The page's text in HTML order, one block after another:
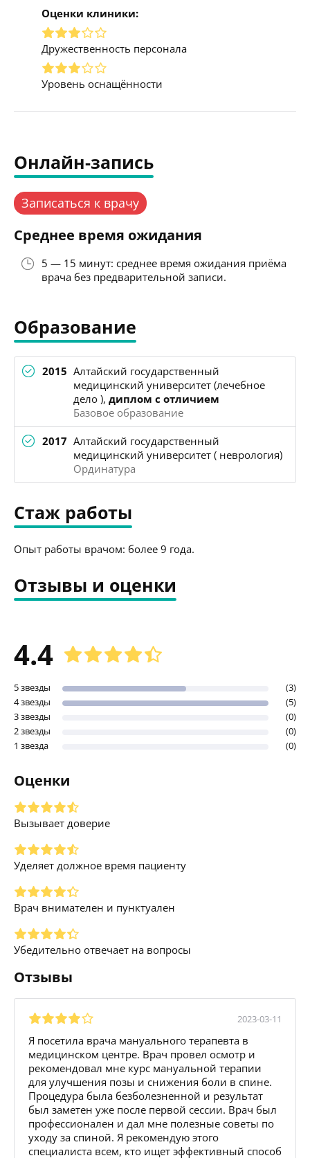
Оценки клиники:
Дружественность персонала
Уровень оснащённости
Онлайн-запись
Записаться к врачу
Среднее время ожидания
5 — 15 минут: среднее время ожидания приёма
врача без предварительной записи.
Образование
2015 Алтайский государственный
медицинский университет (лечебное
дело ), диплом с отличием
Базовое образование
2017 Алтайский государственный
медицинский университет ( неврология)
Ординатура
Стаж работы
Опыт работы врачом: более 9 года.
Отзывы и оценки
4.4
5 звезды
(3)
4 звезды
(5)
3 звезды
(0)
2 звезды
(0)
1 звезда
(0)
Оценки
Вызывает доверие
Уделяет должное время пациенту
Врач внимателен и пунктуален
Убедительно отвечает на вопросы
Отзывы
2023-03-11
Я посетила врача мануального терапевта в
медицинском центре. Врач провел осмотр и
рекомендовал мне курс мануальной терапии
для улучшения позы и снижения боли в спине.
Процедура была безболезненной и результат
был заметен уже после первой сессии. Врач был
профессионален и дал мне полезные советы по
уходу за спиной. Я рекомендую этого
специалиста всем, кто ищет эффективный способ